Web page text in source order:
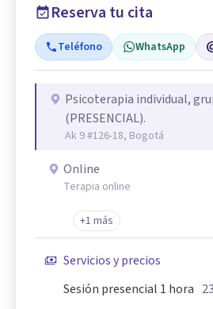
Reserva tu cita
Teléfono WhatsApp
Psicoterapia individual,
(PRESENCIAL).
Ak 9 #126-18, Bogotá
Online
Terapia online
+1 más
Servicios y precios
Sesión presencial 1 hora